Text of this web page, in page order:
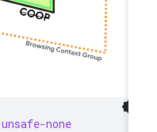
unsafe-none